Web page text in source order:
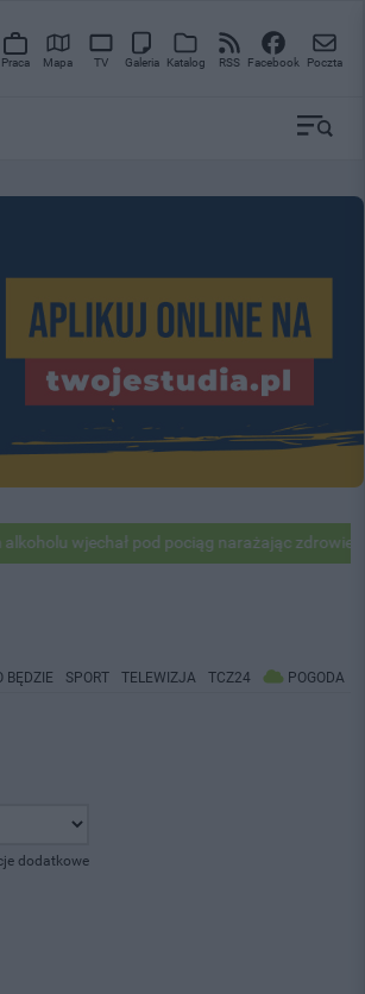
Praca Mapa TV Galeria Katalog RSS Facebook Poczta
pod pociąg narażając zdrowie i życie ok
BĘDZIE SPORT TELEWIZJA TCZ24 POGODA
dodatkowe